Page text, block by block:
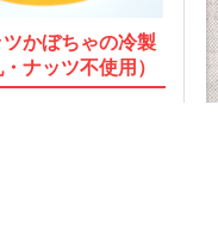
かぼちゃの冷製
ナッツ不使用）